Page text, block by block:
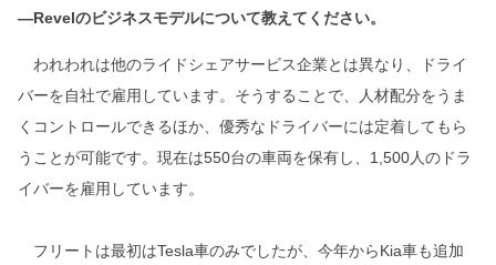
―Revelのビジネスモデルについて教えてください。
われわれは他のライドシェアサービス企業とは異なり、ドライ
バーを自社で雇用しています。そうすることで、人材配分をうま
くコントロールできるほか、優秀なドライバーには定着してもら
うことが可能です。現在は550台の車両を保有し、1,500人のドラ
イバーを雇用しています。
フリートは最初はTesla車のみでしたが、今年からKia車も追加